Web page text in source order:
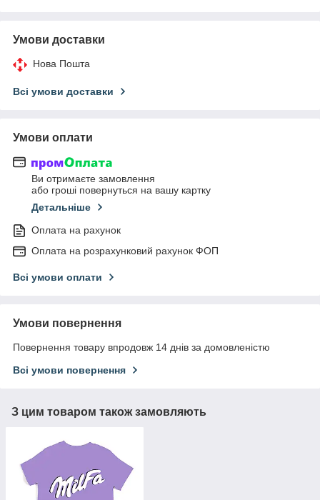
Умови доставки
Нова Пошта
Всі умови доставки
Умови оплати
Ви отримаєте замовлення
або гроші повернуться на вашу картку
Детальніше
Оплата на рахунок
Оплата на розрахунковий рахунок ФОП
Всі умови оплати
Умови повернення
Повернення товару впродовж 14 днів за домовленістю
Всі умови повернення
З цим товаром також замовляють